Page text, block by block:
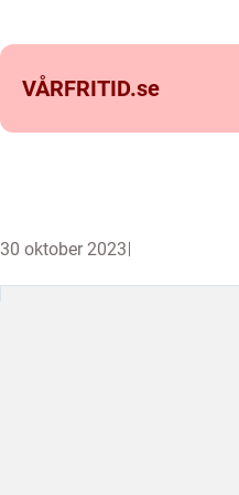
VÅRFRITID.se
30 oktober 2023